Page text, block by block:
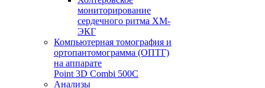
мониторирование
сердечного ритма ХМ-
ЭКГ
Компьютерная томография и
ортопантомограмма (ОПТГ)
на аппарате
Point 3D Combi 500C
Анализы